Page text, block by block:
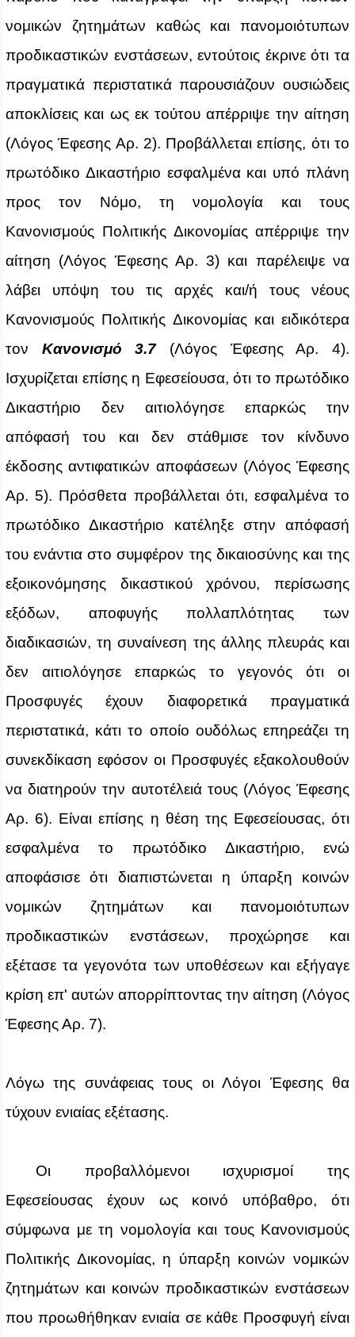
νομικών ζητημάτων καθώς και πανομοιότυπων
προδικαστικών ενστάσεων, εντούτοις έκρινε ότι τα
πραγματικά περιστατικά παρουσιάζουν ουσιώδεις
αποκλίσεις και ως εκ τούτου απέρριψε την αίτηση
(Λόγος Έφεσης Αρ. 2). Προβάλλεται επίσης, ότι το
πρωτόδικο Δικαστήριο εσφαλμένα και υπό πλάνη
προς τον Νόμο, τη νομολογία και τους
Κανονισμούς Πολιτικής Δικονομίας απέρριψε την
αίτηση (Λόγος Έφεσης Αρ. 3) και παρέλειψε να
λάβει υπόψη του τις αρχές και/ή τους νέους
Κανονισμούς Πολιτικής Δικονομίας και ειδικότερα
τον Κανονισμό 3.7(Λόγος Έφεσης Αρ. 4).
Ισχυρίζεται επίσης η Εφεσείουσα, ότι το πρωτόδικο
Δικαστήριο δεν αιτιολόγησε επαρκώς την
απόφασή του και δεν στάθμισε τον κίνδυνο
έκδοσης αντιφατικών αποφάσεων (Λόγος Έφεσης
Αρ. 5). Πρόσθετα προβάλλεται ότι, εσφαλμένα το
πρωτόδικο Δικαστήριο κατέληξε στην απόφασή
του ενάντια στο συμφέρον της δικαιοσύνης και της
εξοικονόμησης δικαστικού χρόνου, περίσωσης
εξόδων, αποφυγής πολλαπλότητας των
διαδικασιών, τη συναίνεση της άλλης πλευράς και
δεν αιτιολόγησε επαρκώς το γεγονός ότι οι
Προσφυγές έχουν διαφορετικά πραγματικά
περιστατικά, κάτι το οποίο ουδόλως επηρεάζει τη
συνεκδίκαση εφόσον οι Προσφυγές εξακολουθούν
να διατηρούν την αυτοτέλειά τους (Λόγος Έφεσης
Αρ. 6). Είναι επίσης η θέση της Εφεσείουσας, ότι
εσφαλμένα το πρωτόδικο Δικαστήριο, ενώ
αποφάσισε ότι διαπιστώνεται η ύπαρξη κοινών
νομικών ζητημάτων και πανομοιότυπων
προδικαστικών ενστάσεων, προχώρησε και
εξέτασε τα γεγονότα των υποθέσεων και εξήγαγε
κρίση επ' αυτών απορρίπτοντας την αίτηση (Λόγος
Έφεσης Αρ. 7).
Λόγω της συνάφειας τους οι Λόγοι Έφεσης θα
τύχουν ενιαίας εξέτασης.
Οι προβαλλόμενοι ισχυρισμοί της
Εφεσείουσας έχουν ως κοινό υπόβαθρο, ότι
σύμφωνα με τη νομολογία και τους Κανονισμούς
Πολιτικής Δικονομίας, η ύπαρξη κοινών νομικών
ζητημάτων και κοινών προδικαστικών ενστάσεων
που προωθήθηκαν ενιαία σε κάθε Προσφυγή είναι